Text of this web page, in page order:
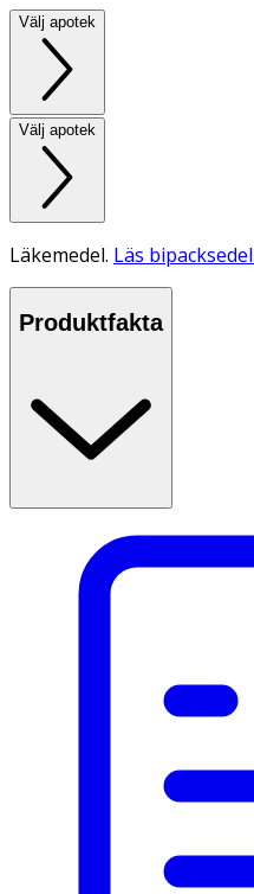
Välj apotek
Välj apotek
Läkemedel. Läs
Produktfakta